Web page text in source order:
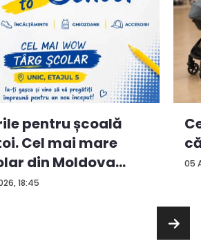
18:45
pentru școală
Cel mai mare
din Moldova
05